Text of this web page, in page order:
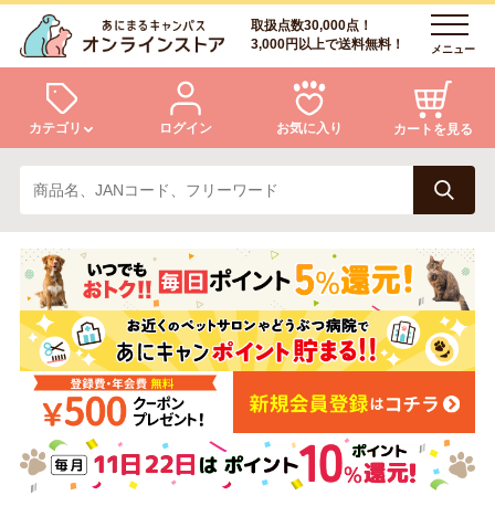
取扱点数30,000点！
3,000円以上で送料無料！
メニュー
カテゴリ
犬 猫
小動物・鳥 アクア・爬虫類・昆虫
ドッグフード キャットフード
美容・ケア用品 服・おさんぽ用品
ログイン お気に入り カートを見る
ログイン
会員登録
あにまるキャンパスについて
アフターサービス
商品リクエスト